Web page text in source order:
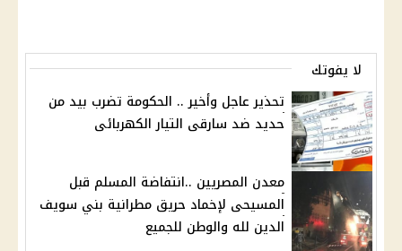
لا يفوتك
تحذير عاجل وأخير .. الحكومة تضرب بيد من
حديد ضد سارقى التيار الكهربائى
معدن المصريين ..انتفاضة المسلم قبل
المسيحى لإخماد حريق مطرانية بني سويف
الدين لله والوطن للجميع